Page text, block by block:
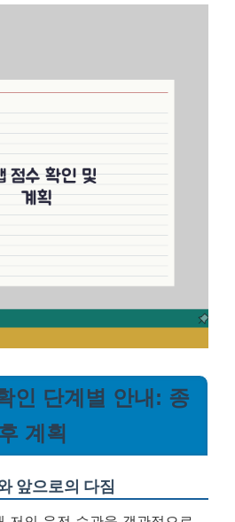
인 단계별 안내: 종
계획
앞으로의 다짐